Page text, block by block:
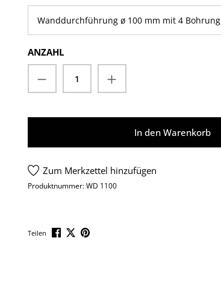
ANZAHL
Produkt Anzahl: Gib den
In den Warenkorb
Zum Merkzettel hinzufügen
Produktnummer:WD 1100
Teilen